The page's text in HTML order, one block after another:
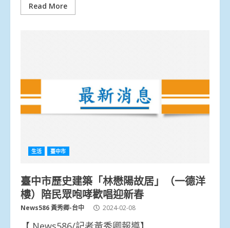
Read More
生活 臺中市
臺中市歷史建築「林懋陽故居」（一德洋
樓）陪民眾咆哮歡唱迎新春
News586 黃秀卿-台中 2024-02-08